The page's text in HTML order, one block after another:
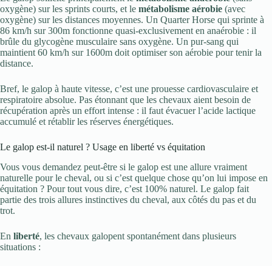
oxygène) sur les sprints courts, et le métabolisme aérobie (avec
oxygène) sur les distances moyennes. Un Quarter Horse qui sprinte à
86 km/h sur 300m fonctionne quasi-exclusivement en anaérobie : il
brûle du glycogène musculaire sans oxygène. Un pur-sang qui
maintient 60 km/h sur 1600m doit optimiser son aérobie pour tenir la
distance.
Bref, le galop à haute vitesse, c’est une prouesse cardiovasculaire et
respiratoire absolue. Pas étonnant que les chevaux aient besoin de
récupération après un effort intense : il faut évacuer l’acide lactique
accumulé et rétablir les réserves énergétiques.
Le galop est-il naturel ? Usage en liberté vs équitation
Vous vous demandez peut-être si le galop est une allure vraiment
naturelle pour le cheval, ou si c’est quelque chose qu’on lui impose en
équitation ? Pour tout vous dire, c’est 100% naturel. Le galop fait
partie des trois allures instinctives du cheval, aux côtés du pas et du
trot.
En liberté, les chevaux galopent spontanément dans plusieurs
situations :